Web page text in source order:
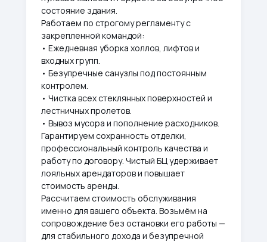
состояние здания.
Работаем по строгому регламенту с
закрепленной командой:
• Ежедневная уборка холлов, лифтов и
входных групп.
• Безупречные санузлы под постоянным
контролем.
• Чистка всех стеклянных поверхностей и
лестничных пролетов.
• Вывоз мусора и пополнение расходников.
Гарантируем сохранность отделки,
профессиональный контроль качества и
работу по договору. Чистый БЦ удерживает
лояльных арендаторов и повышает
стоимость аренды.
Рассчитаем стоимость обслуживания
именно для вашего объекта. Возьмём на
сопровождение без остановки его работы —
для стабильного дохода и безупречной